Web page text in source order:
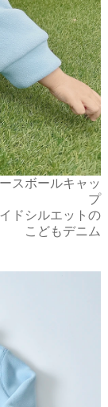
スボールキャッ
プ
ドシルエットの
こどもデニム